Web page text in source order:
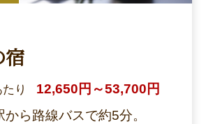
宿
り
12,650円～53,700円
ら路線バスで約5分。